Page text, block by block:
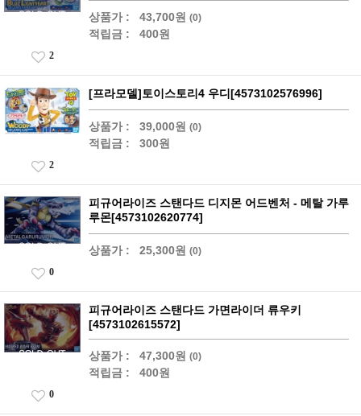
상품가 : 43,700원 (0)
적립금 : 400원
2
[프라모델]토이스토리4 우디[4573102576996]
상품가 : 39,000원 (0)
적립금 : 300원
2
피규어라이즈 스탠다드 디지몬 어드벤처 - 메탈 가루
루몬[4573102620774]
상품가 : 25,300원 (0)
0
피규어라이즈 스탠다드 가면라이더 류우키
[4573102615572]
상품가 : 47,300원 (0)
적립금 : 400원
0